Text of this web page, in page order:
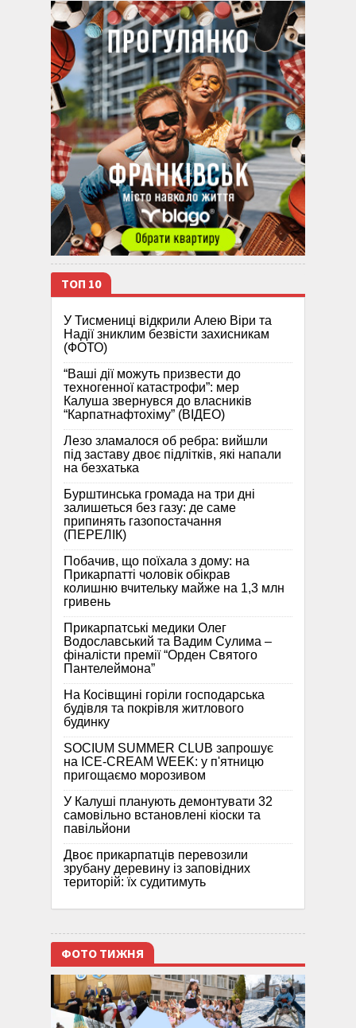
ТОП 10
У Тисмениці відкрили Алею Віри та
Надії зниклим безвісти захисникам
(ФОТО)
“Ваші дії можуть призвести до
техногенної катастрофи”: мер
Калуша звернувся до власників
“Карпатнафтохіму” (ВІДЕО)
Лезо зламалося об ребра: вийшли
під заставу двоє підлітків, які напали
на безхатька
Бурштинська громада на три дні
залишеться без газу: де саме
припинять газопостачання
(ПЕРЕЛІК)
Побачив, що поїхала з дому: на
Прикарпатті чоловік обікрав
колишню вчительку майже на 1,3 млн
гривень
Прикарпатські медики Олег
Водославський та Вадим Сулима –
фіналісти премії “Орден Святого
Пантелеймона”
На Косівщині горіли господарська
будівля та покрівля житлового
будинку
SOCIUM SUMMER CLUB запрошує
на ICE-CREAM WEEK: у п'ятницю
пригощаємо морозивом
У Калуші планують демонтувати 32
самовільно встановлені кіоски та
павільйони
Двоє прикарпатців перевозили
зрубану деревину із заповідних
територій: їх судитимуть
ФОТО ТИЖНЯ